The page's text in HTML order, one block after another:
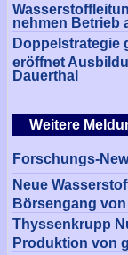
Weitere
Forschungs-
Neue
Börsengang
Thyssenkrupp
Produktion von
nehmen Betrieb
Doppelstrategie
eröffnet
Dauerthal